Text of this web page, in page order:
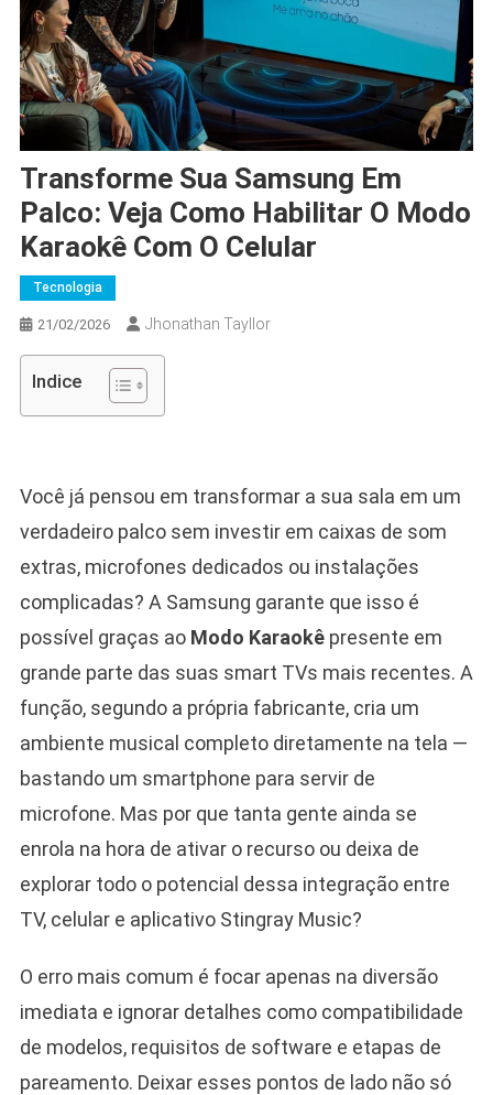
Transforme Sua Samsung Em
Palco: Veja Como Habilitar O Modo
Karaokê Com O Celular
Tecnologia
21/02/2026 Jhonathan Tayllor
Indice
Você já pensou em transformar a sua sala em um
verdadeiro palco sem investir em caixas de som
extras, microfones dedicados ou instalações
complicadas? A Samsung garante que isso é
possível graças ao Modo Karaokêpresente em
grande parte das suas smart TVs mais recentes. A
função, segundo a própria fabricante, cria um
ambiente musical completo diretamente na tela —
bastando um smartphone para servir de
microfone. Mas por que tanta gente ainda se
enrola na hora de ativar o recurso ou deixa de
explorar todo o potencial dessa integração entre
TV, celular e aplicativo Stingray Music?
O erro mais comum é focar apenas na diversão
imediata e ignorar detalhes como compatibilidade
de modelos, requisitos de software e etapas de
pareamento. Deixar esses pontos de lado não só